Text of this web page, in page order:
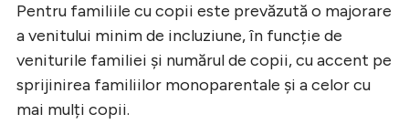
Pentru familiile cu copii este prevăzută o majorare
a venitului minim de incluziune, în funcție de
veniturile familiei și numărul de copii, cu accent pe
sprijinirea familiilor monoparentale și a celor cu
mai mulți copii.